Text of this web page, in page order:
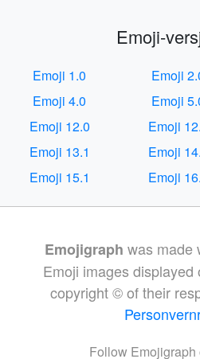
Emoji-
Emoji 1.0 Emoji
Emoji 4.0
Emoji
Emoji 12.0
Emoji
Emoji 13.1
Emoji
Emoji 15.1
Emoji
Emojigraph was made
Emoji images displayed
copyright © of their
Follow Emojigraph